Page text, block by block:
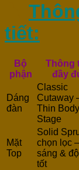
tiết:
Bộ
phận
Thông
đầy
Dáng
đàn
Classic
Cutaway
Thin Body
Stage
Mặt
Top
Solid
chọn lọc
sáng &
tốt